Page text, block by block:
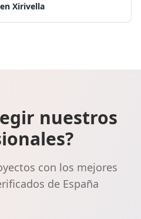
Xirivella
nuestros
con los mejores
de España